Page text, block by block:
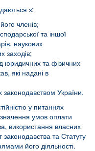
з:
членів;
та іншої
наукових
заходів;
юридичних та фізичних
які надані в
України.
у питаннях
умов оплати
використання власних
та Статуту
його діяльності.